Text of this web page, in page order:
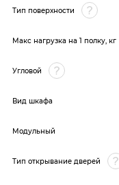
Тип поверхности
Макс нагрузка на 1 полку, кг
Угловой
Вид шкафа
Модульный
Тип открывание дверей